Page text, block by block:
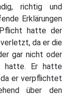
richtig und
Erklärungen
hatte der
da er die
gar nicht oder
hatte. Er hatte
er verpflichtet
über den